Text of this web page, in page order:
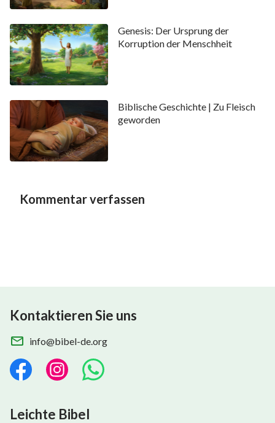
Genesis: Der Ursprung der
Korruption der Menschheit
Biblische Geschichte | Zu Fleisch
geworden
Kommentar verfassen
Kontaktieren Sie uns
info@bibel-de.org
Leichte Bibel